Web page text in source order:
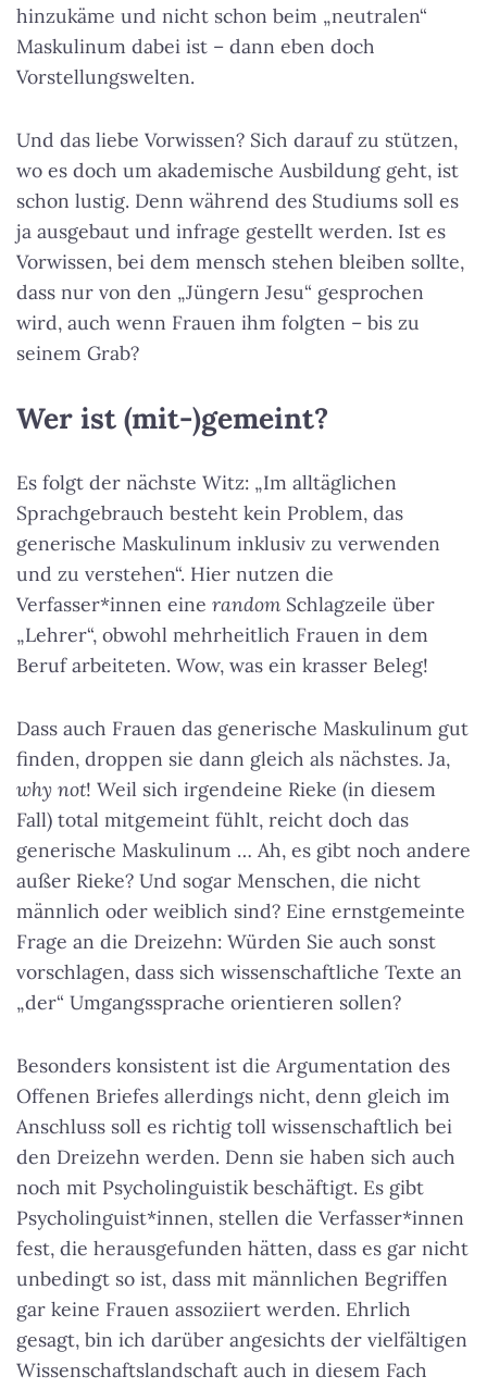
hinzukäme und nicht schon beim „neutralen“
Maskulinum dabei ist – dann eben doch
Vorstellungswelten.
Und das liebe Vorwissen? Sich darauf zu stützen,
wo es doch um akademische Ausbildung geht, ist
schon lustig. Denn während des Studiums soll es
ja ausgebaut und infrage gestellt werden. Ist es
Vorwissen, bei dem mensch stehen bleiben sollte,
dass nur von den „Jüngern Jesu“ gesprochen
wird, auch wenn Frauen ihm folgten – bis zu
seinem Grab?
Wer ist (mit-)gemeint?
Es folgt der nächste Witz: „Im alltäglichen
Sprachgebrauch besteht kein Problem, das
generische Maskulinum inklusiv zu verwenden
und zu verstehen“. Hier nutzen die
Verfasser*innen eine random Schlagzeile über
„Lehrer“, obwohl mehrheitlich Frauen in dem
Beruf arbeiteten. Wow, was ein krasser Beleg!
Dass auch Frauen das generische Maskulinum gut
finden, droppen sie dann gleich als nächstes. Ja,
why not! Weil sich irgendeine Rieke (in diesem
Fall) total mitgemeint fühlt, reicht doch das
generische Maskulinum … Ah, es gibt noch andere
außer Rieke? Und sogar Menschen, die nicht
männlich oder weiblich sind? Eine ernstgemeinte
Frage an die Dreizehn: Würden Sie auch sonst
vorschlagen, dass sich wissenschaftliche Texte an
„der“ Umgangssprache orientieren sollen?
Besonders konsistent ist die Argumentation des
Offenen Briefes allerdings nicht, denn gleich im
Anschluss soll es richtig toll wissenschaftlich bei
den Dreizehn werden. Denn sie haben sich auch
noch mit Psycholinguistik beschäftigt. Es gibt
Psycholinguist*innen, stellen die Verfasser*innen
fest, die herausgefunden hätten, dass es gar nicht
unbedingt so ist, dass mit männlichen Begriffen
gar keine Frauen assoziiert werden. Ehrlich
gesagt, bin ich darüber angesichts der vielfältigen
Wissenschaftslandschaft auch in diesem Fach